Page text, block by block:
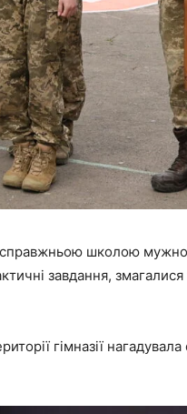
школою
завдання,
гімназії